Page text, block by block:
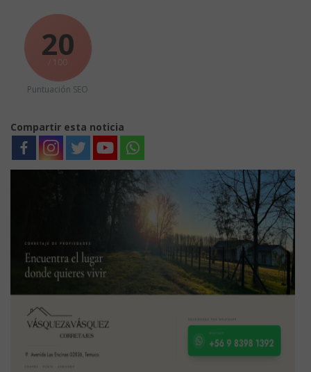
20
/ 100
Puntuación SEO
Compartir esta noticia